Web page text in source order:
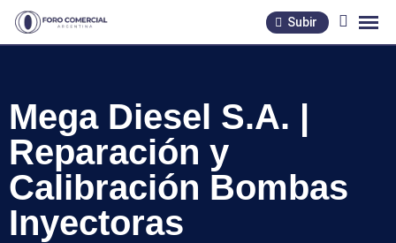
Skip
Subir
Mega Diesel S.A. |
Reparación y
Calibración Bombas
Inyectoras